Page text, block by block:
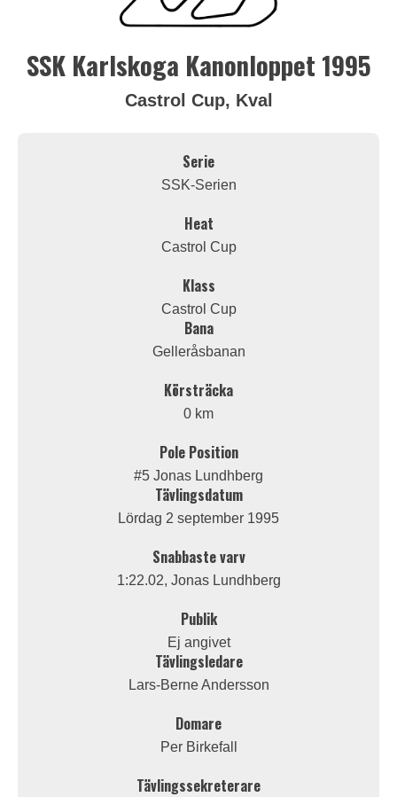
SSK Karlskoga Kanonloppet 1995
Castrol Cup, Kval
Serie
SSK-Serien
Heat
Castrol Cup
Klass
Castrol Cup
Bana
Gelleråsbanan
Körsträcka
0 km
Pole Position
#5 Jonas Lundhberg
Tävlingsdatum
Lördag 2 september 1995
Snabbaste varv
1:22.02, Jonas Lundhberg
Publik
Ej angivet
Tävlingsledare
Lars-Berne Andersson
Domare
Per Birkefall
Tävlingssekreterare